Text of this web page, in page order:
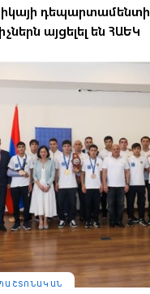
դեպարտամենտի
այցելել են ՀԱԵԿ